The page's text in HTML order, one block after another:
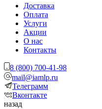
Доставка
Оплата
Услуги
Акции
О нас
Контакты
8 (800) 700-41-98
mail@iamlp.ru
Телеграмм
Вконтакте
назад